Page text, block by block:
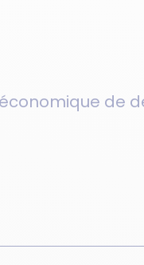
de